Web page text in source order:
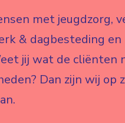
met jeugdzorg,
& dagbesteding en
jij wat de cliënten
Dan zijn wij op